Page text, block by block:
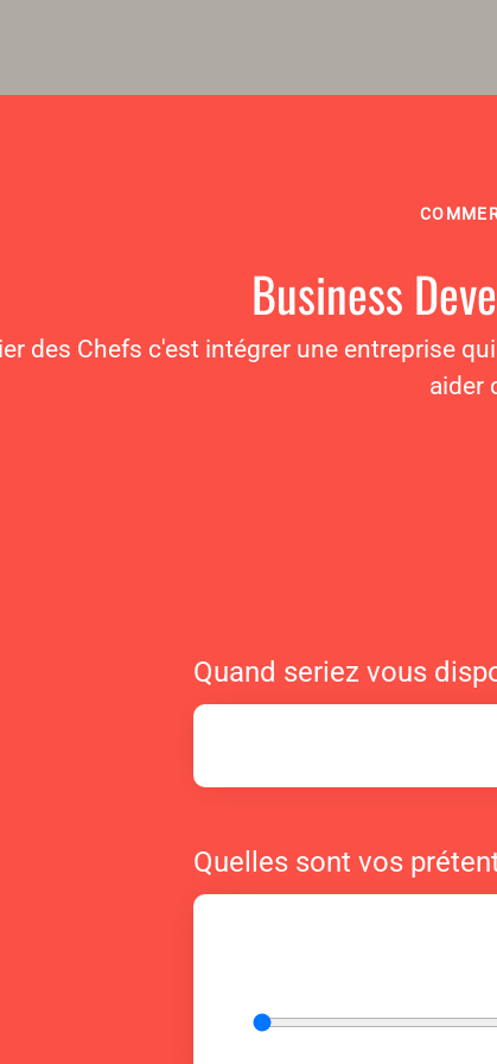
Business
des Chefs c'est intégrer une entreprise
aider
Quand seriez vous
Quelles sont vos